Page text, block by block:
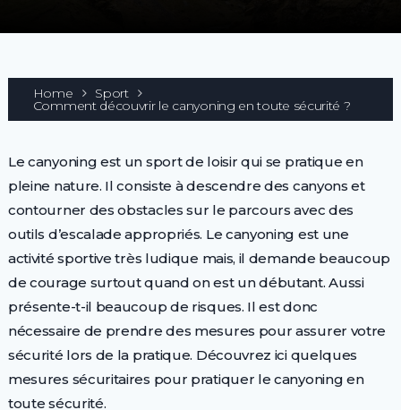
Home Sport
Comment découvrir le canyoning en toute sécurité ?
Le canyoning est un sport de loisir qui se pratique en
pleine nature. Il consiste à descendre des canyons et
contourner des obstacles sur le parcours avec des
outils d’escalade appropriés. Le canyoning est une
activité sportive très ludique mais, il demande beaucoup
de courage surtout quand on est un débutant. Aussi
présente-t-il beaucoup de risques. Il est donc
nécessaire de prendre des mesures pour assurer votre
sécurité lors de la pratique. Découvrez ici quelques
mesures sécuritaires pour pratiquer le canyoning en
toute sécurité.